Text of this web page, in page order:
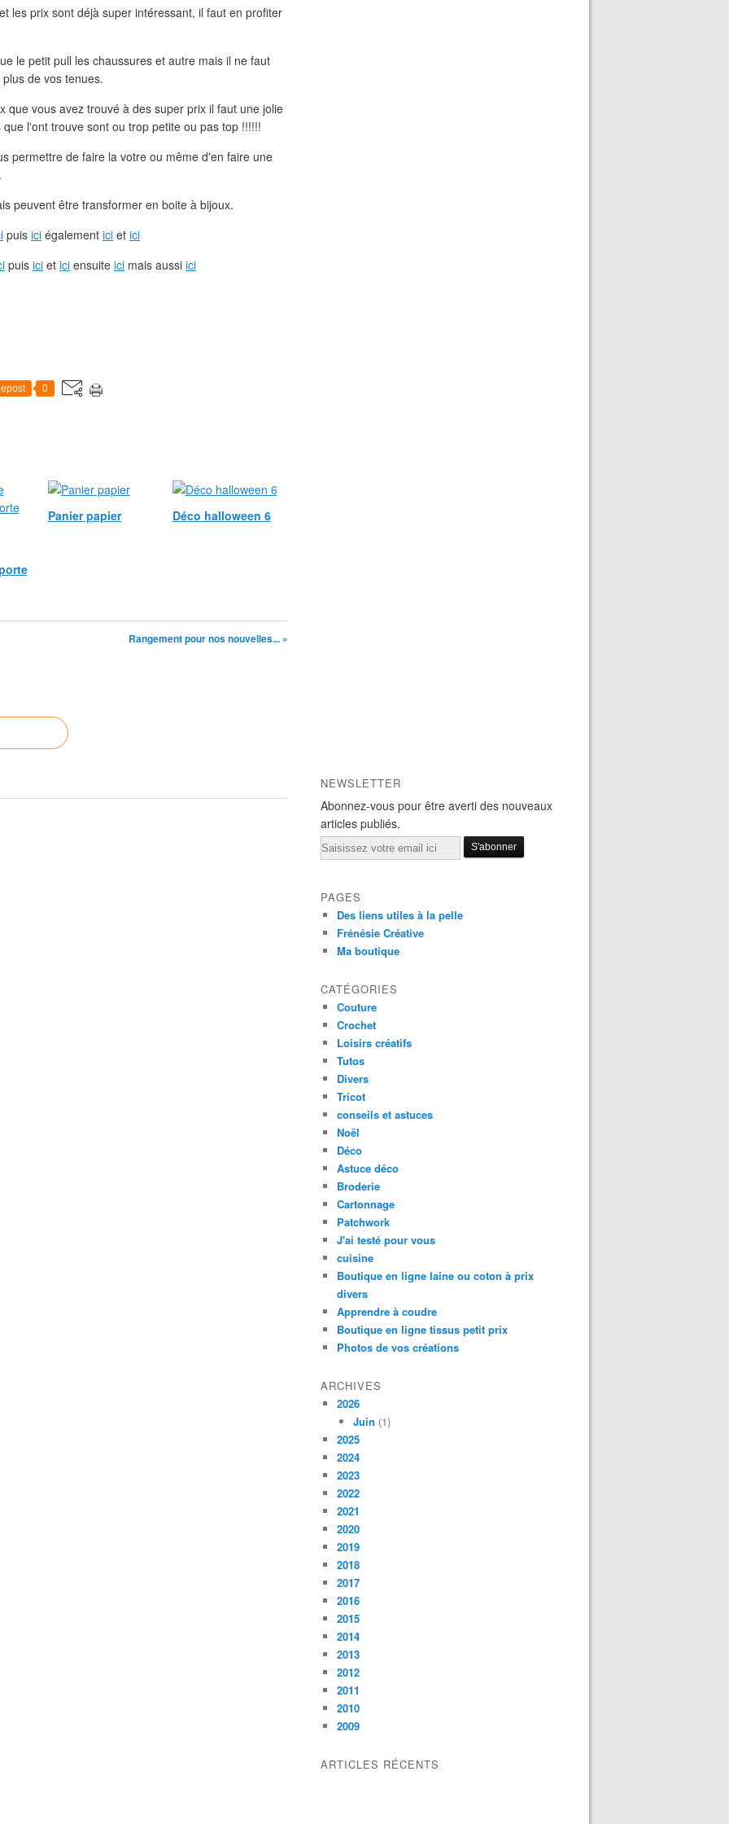
les prix sont déjà super intéressant, il faut en profiter
le petit pull les chaussures et autre mais il ne faut
de vos tenues.
que vous avez trouvé à des super prix il faut une jolie
l'ont trouve sont ou trop petite ou pas top !!!!!!
permettre de faire la votre ou même d'en faire une
peuvent être transformer en boite à bijoux.
puis ici également ici et ici
puis ici et ici ensuite ici mais aussi ici
0
Panier papier Déco halloween 6
Rangement pour nos nouvelles... »
NEWSLETTER
Abonnez-vous pour être averti des nouveaux
articles publiés.
Email
PAGES
Des liens utiles à la pelle
Frénésie Créative
Ma boutique
CATÉGORIES
Couture
Crochet
Loisirs créatifs
Tutos
Divers
Tricot
conseils et astuces
Noël
Déco
Astuce déco
Broderie
Cartonnage
Patchwork
J'ai testé pour vous
cuisine
Boutique en ligne laine ou coton à prix
divers
Apprendre à coudre
Boutique en ligne tissus petit prix
Photos de vos créations
ARCHIVES
2026
Juin (1)
2025
2024
2023
2022
2021
2020
2019
2018
2017
2016
2015
2014
2013
2012
2011
2010
2009
ARTICLES RÉCENTS